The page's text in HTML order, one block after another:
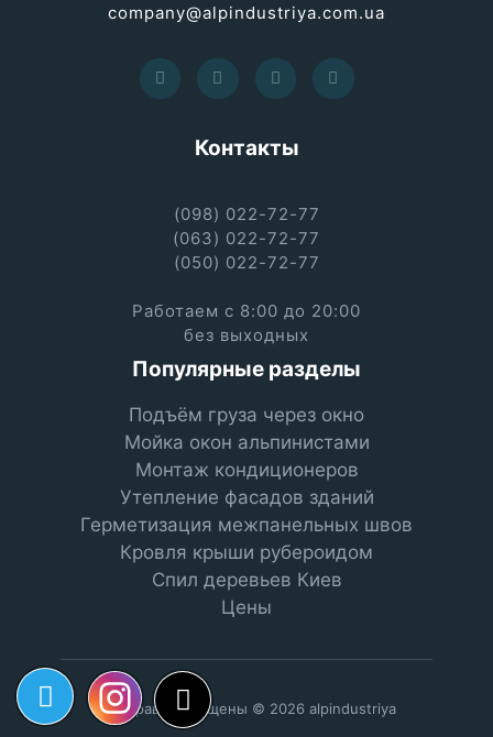
company@alpindustriya.com.ua
Контакты
(098) 022-72-77
(063) 022-72-77
(050) 022-72-77
Работаем с 8:00 до 20:00
без выходных
Популярные разделы
Подъём груза через окно
Мойка окон альпинистами
Монтаж кондиционеров
Утепление фасадов зданий
Герметизация межпанельных швов
Кровля крыши рубероидом
Спил деревьев Киев
Цены
Все права защищены © 2026 alpindustriya